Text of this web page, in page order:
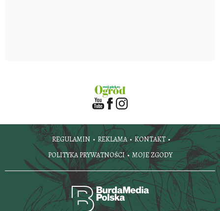
REGULAMIN REKLAMA
KONTAKT
POLITYKA PRYWATNOŚCI
MOJE ZGODY